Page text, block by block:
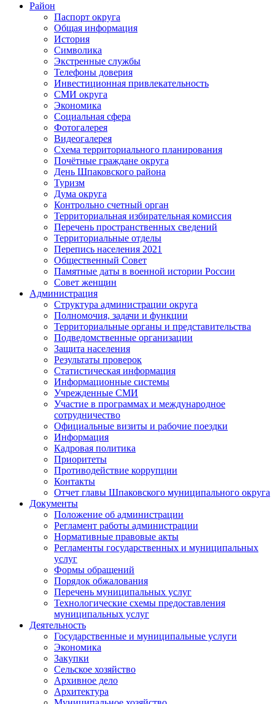
Район
Паспорт округа
Общая информация
История
Символика
Экстренные службы
Телефоны доверия
Инвестиционная привлекательность
СМИ округа
Экономика
Социальная сфера
Фотогалерея
Видеогалерея
Схема территориального планирования
Почётные граждане округа
День Шпаковского района
Туризм
Дума округа
Контрольно счетный орган
Территориальная избирательная комиссия
Перечень пространственных сведений
Территориальные отделы
Перепись населения 2021
Общественный Совет
Памятные даты в военной истории России
Совет женщин
Администрация
Структура администрации округа
Полномочия, задачи и функции
Территориальные органы и представительства
Подведомственные организации
Защита населения
Результаты проверок
Статистическая информация
Информационные системы
Учрежденные СМИ
Участие в программах и международное
сотрудничество
Официальные визиты и рабочие поездки
Информация
Кадровая политика
Приоритеты
Противодействие коррупции
Контакты
Отчет главы Шпаковского муниципального округа
Документы
Положение об администрации
Регламент работы администрации
Нормативные правовые акты
Регламенты государственных и муниципальных
услуг
Формы обращений
Порядок обжалования
Перечень муниципальных услуг
Технологические схемы предоставления
муниципальных услуг
Деятельность
Государственные и муниципальные услуги
Экономика
Закупки
Сельское хозяйство
Архивное дело
Архитектура